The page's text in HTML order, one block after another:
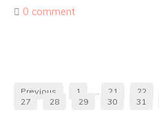
0 comment
Previous 1 … 21 22
27
28 29 30 31